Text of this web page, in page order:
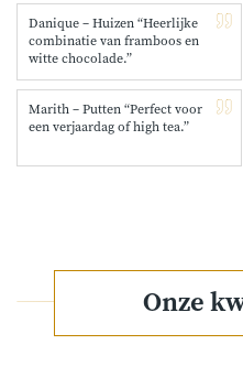
Danique – Huizen “Heerlijke
combinatie van framboos en
witte chocolade.”
Marith – Putten “Perfect voor
een verjaardag of high tea.”
Onze